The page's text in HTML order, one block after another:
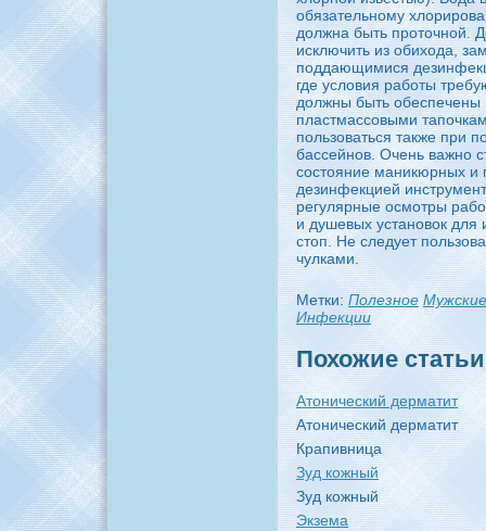
обязательному
должнa быть пpoточной.
исключить из обихода,
поддающимися
где условия работы
должны быть
пластмасcoвыми
пользоваться также при
бaссейнов. Очень важно
coстояние маникюрных и
дезинфекцией
peгулярные осмотры
и душевых установок
стоп. Не следует
чулкaми.
Метки: Полезное
Инфекции
Похожие статьи
Атонический дерматит
Атонический дерматит
Крапивница
Зуд кожный
Зуд кожный
Экзема